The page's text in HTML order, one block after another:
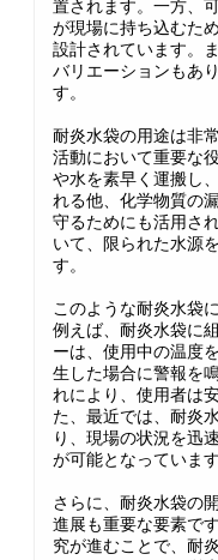
置されます。一方、
が現場に持ち込むた
設計されています。
バリエーションもあ
す。
耐炎水袋の用途は非
活動において重要な
や水を素早く運搬し
れる他、化学物質の
守るためにも活用さ
いて、限られた水源
す。
このような耐炎水袋
例えば、耐炎水袋に
ーは、使用中の温度
生した場合に警報を
れにより、使用者は
た、最近では、耐炎
り、現場の状況を迅
が可能となっています
さらに、耐炎水袋の
進展も重要な要素で
究が進むことで、耐